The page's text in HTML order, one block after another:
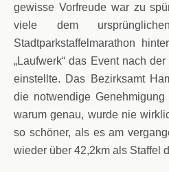
gewisse Vorfreude war zu
viele dem
Stadtparkstaffelmarathon
„Laufwerk“ das Event nach
einstellte. Das Bezirksamt
die notwendige
warum genau, wurde nie
so schöner, als es am
wieder über 42,2km als Staffel